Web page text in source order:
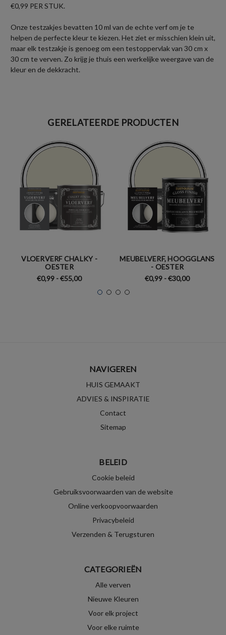
€0,99 PER STUK.
Onze testzakjes bevatten 10 ml van de echte verf om je te
helpen de perfecte kleur te kiezen. Het ziet er misschien klein uit,
maar elk testzakje is genoeg om een testoppervlak van 30 cm x
30 cm te verven. Zo krijg je thuis een werkelijke weergave van de
kleur en de dekkracht.
GERELATEERDE PRODUCTEN
VLOERVERF CHALKY -
OESTER
€0,99 - €55,00
MEUBELVERF, HOOGGLANS
- OESTER
€0,99 - €30,00
NAVIGEREN
HUIS GEMAAKT
ADVIES & INSPIRATIE
Contact
Sitemap
BELEID
Cookie beleid
Gebruiksvoorwaarden van de website
Online verkoopvoorwaarden
Privacybeleid
Verzenden & Terugsturen
CATEGORIEËN
Alle verven
Nieuwe Kleuren
Voor elk project
Voor elke ruimte